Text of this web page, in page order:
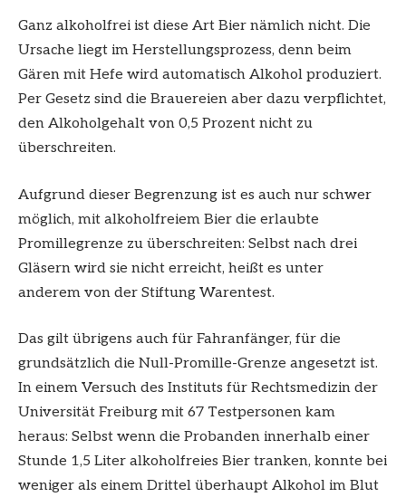
Ganz alkoholfrei ist diese Art Bier nämlich nicht. Die
Ursache liegt im Herstellungsprozess, denn beim
Gären mit Hefe wird automatisch Alkohol produziert.
Per Gesetz sind die Brauereien aber dazu verpflichtet,
den Alkoholgehalt von 0,5 Prozent nicht zu
überschreiten.
Aufgrund dieser Begrenzung ist es auch nur schwer
möglich, mit alkoholfreiem Bier die erlaubte
Promillegrenze zu überschreiten: Selbst nach drei
Gläsern wird sie nicht erreicht, heißt es unter
anderem von der Stiftung Warentest.
Das gilt übrigens auch für Fahranfänger, für die
grundsätzlich die Null-Promille-Grenze angesetzt ist.
In einem Versuch des Instituts für Rechtsmedizin der
Universität Freiburg mit 67 Testpersonen kam
heraus: Selbst wenn die Probanden innerhalb einer
Stunde 1,5 Liter alkoholfreies Bier tranken, konnte bei
weniger als einem Drittel überhaupt Alkohol im Blut